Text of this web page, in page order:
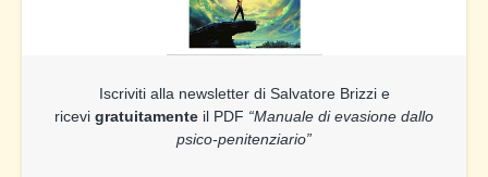
Iscriviti alla newsletter di Salvatore Brizzi e
ricevi gratuitamente il PDF “Manuale di evasione dallo
psico-penitenziario”